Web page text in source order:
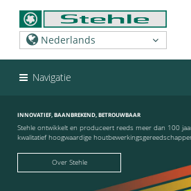
Navigatie
INNOVATIEF, BAANBREKEND, BETROUWBAAR
Stehle ontwikkelt en produceert reeds meer dan 100
kwalitatief hoogwaardige
Over Stehle